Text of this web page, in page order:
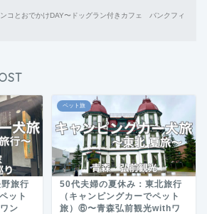
コとおでかけDAY〜ドッグラン付きカフェ バンクフィ
旅行
ット
ン
ペット旅
50代夫婦の夏休み：東北旅行
（キャンピングカーでペット
旅）⑥〜青森弘前観光withワ